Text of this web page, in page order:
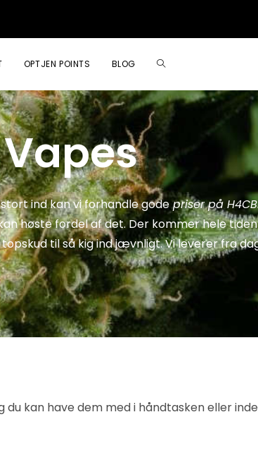
OPTJEN POINTS BLOG
ind kan vi forhandle godepriser på
høste fordel af det. Der kommer hele
til så kig ind jævnligt. Vi leverer fra
du kan have dem med i håndtasken eller